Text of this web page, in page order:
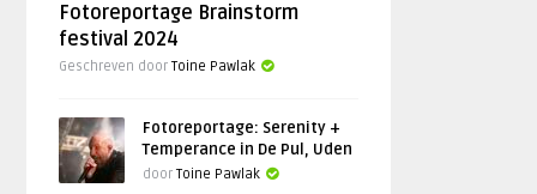
Fotoreportage Brainstorm
festival 2024
Geschreven doorToine Pawlak
Fotoreportage: Serenity +
Temperance in De Pul, Uden
doorToine Pawlak